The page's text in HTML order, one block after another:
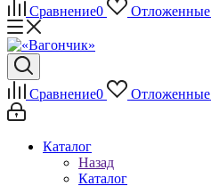
Сравнение0 Отложенные
Сравнение0 Отложенные
Каталог
Назад
Каталог